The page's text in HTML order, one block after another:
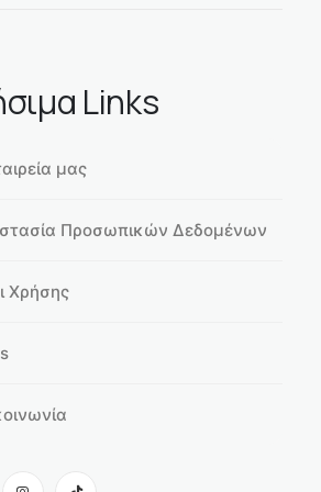
Links
μας
Προσωπικών Δεδομένων
Χρήσης